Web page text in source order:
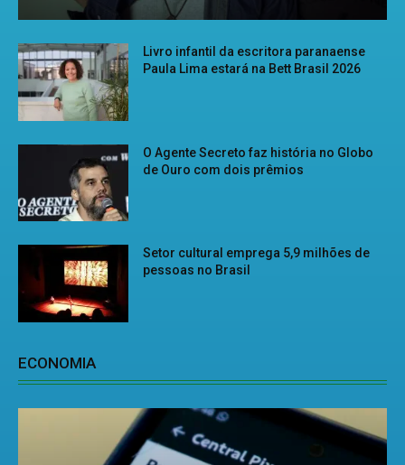
Livro infantil da escritora paranaense
Paula Lima estará na Bett Brasil 2026
O Agente Secreto faz história no Globo
de Ouro com dois prêmios
Setor cultural emprega 5,9 milhões de
pessoas no Brasil
ECONOMIA